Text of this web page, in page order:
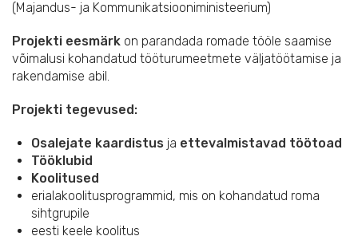
(Majandus- ja Kommunikatsiooniministeerium)
Projekti eesmärk on parandada romade tööle saamise
võimalusi kohandatud tööturumeetmete väljatöötamise ja
rakendamise abil.
Projekti tegevused:
Osalejate kaardistus ja ettevalmistavad töötoad
Tööklubid
Koolitused
erialakoolitusprogrammid, mis on kohandatud roma
sihtgrupile
eesti keele koolitus